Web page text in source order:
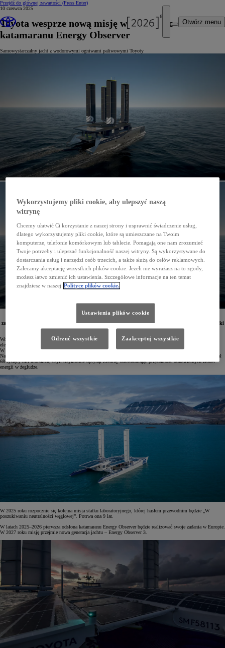
Przejdź do głównej zawartości (Press Enter)
Otwórz menu
10 czerwca 2025
Toyota wesprze nową misję wodorowego
katamaranu Energy Observer
Samowystarczalny jacht z wodorowymi ogniwami paliwowymi Toyoty
Toyota będzie wspierać nową misję samowystarczalnego katamaranu Energy Observer, która
zaplanowana jest na lata 2025–2033. Jacht wykorzystuje wodorowe ogniwa paliwowe japońskiej marki
i jest w stanie wyprodukować wodór na pokładzie.
Wodorowy katamaran Energy Observer to samowystarczalny energetycznie jacht. Energia do silnika
elektrycznego produkowana jest w reakcji wodoru z tlenem, a wodór powstaje na pokładzie z wody morskiej.
W bezemisyjnym łańcuchu energetycznym statku kluczową rolę odgrywa system ogniw paliwowych Toyoty.
Na pokładzie generuje on energię o zerowej emisji*. Podczas swojej pierwszej misji Energy Observer pokonał
68 tysięcy mil morskich, czyli trzykrotnie opłynął Ziemię, udowadniając przydatność odnawialnych źródeł
energii w żegludze.
W 2025 roku rozpocznie się kolejna misja statku laboratoryjnego, której hasłem przewodnim będzie „W
poszukiwaniu neutralności węglowej”. Potrwa ona 9 lat.
W latach 2025–2026 pierwsza odsłona katamaranu Energy Observer będzie realizować swoje zadania w Europie.
W 2027 roku misję przejmie nowa generacja jachtu – Energy Observer 3.
Wykorzystujemy pliki cookie, aby ulepszyć naszą
witrynę
Chcemy ułatwić Ci korzystanie z naszej strony i usprawnić świadczenie usług,
dlatego wykorzystujemy pliki cookie, które są umieszczane na Twoim
komputerze, telefonie komórkowym lub tablecie. Pomagają one nam zrozumieć
Twoje potrzeby i ulepszać funkcjonalność naszej witryny. Są wykorzystywane do
dostarczania usług i narzędzi osób trzecich, a także służą do celów reklamowych.
Zalecamy akceptację wszystkich plików cookie. Jeżeli nie wyrażasz na to zgody,
możesz łatwo zmienić ich ustawienia. Szczegółowe informacje na ten temat
znajdziesz w naszej Polityce plików cookie.
Ustawienia plików cookie
Odrzuć wszystkie Zaakceptuj wszystkie